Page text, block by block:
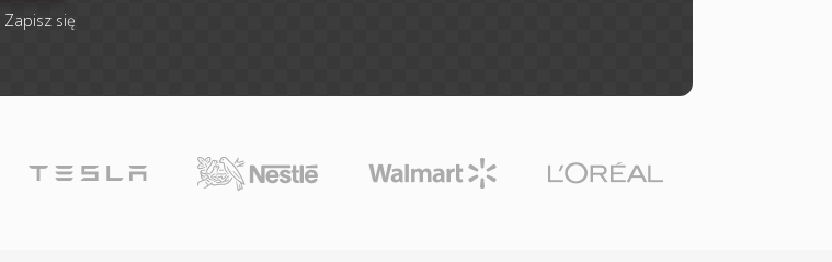
Zapisz się